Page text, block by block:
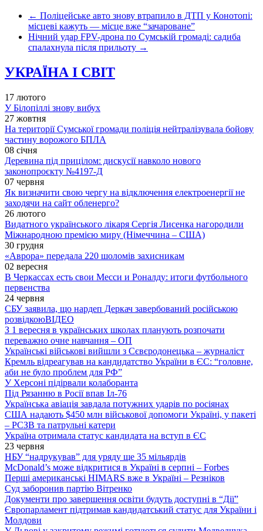
← Поліцейське авто знову втрапило в ДТП у Конотопі:
місцеві кажуть — місце вже “зачароване”
Нічний удар FPV-дрона по Сумській громаді: садиба
спалахнула після прильоту →
УКРАЇНА І СВІТ
17 лютого
У Білопіллі знову вибух
27 жовтня
На території Сумської громади поліція нейтралізувала бойову
частину ворожого БПЛА
08 січня
Деревина під прицілом: дискусії навколо нового
законопроєкту №4197-Д
07 червня
Як визначити свою чергу на відключення електроенергії не
заходячи на сайт обленерго?
26 лютого
Видатного українського лікаря Сергія Лисенка нагородили
Міжнародною премією миру (Німеччина – США)
30 грудня
«Аврора» передала 220 шоломів захисникам
02 вересня
В Черкассах есть свои Месси и Роналду: итоги футбольного
первенства
24 червня
СБУ заявила, що нардеп Деркач завербований російською
розвідкоюВІДЕО
З 1 вересня в українських школах планують розпочати
переважно очне навчання – ОП
Українські військові вийшли з Сєвєродонецька – журналіст
Кремль відреагував на кандидатство України в ЄС: “головне,
аби не було проблем для РФ”
У Херсоні підірвали колаборанта
Під Рязанню в Росії впав Іл-76
Українська авіація завдала потужних ударів по росіянах
США надають $450 млн військової допомоги Україні, у пакеті
– РСЗВ та патрульні катери
Україна отримала статус кандидата на вступ в ЄС
23 червня
НБУ “надрукував” для уряду ще 35 мільярдів
McDonald’s може відкритися в Україні в серпні – Forbes
Перші американські HIMARS вже в Україні – Резніков
Суд заборонив партію Вітренко
Документи про завершення освіти будуть доступні в “Дії”
Європарламент підтримав кандидатський статус для України і
Молдови